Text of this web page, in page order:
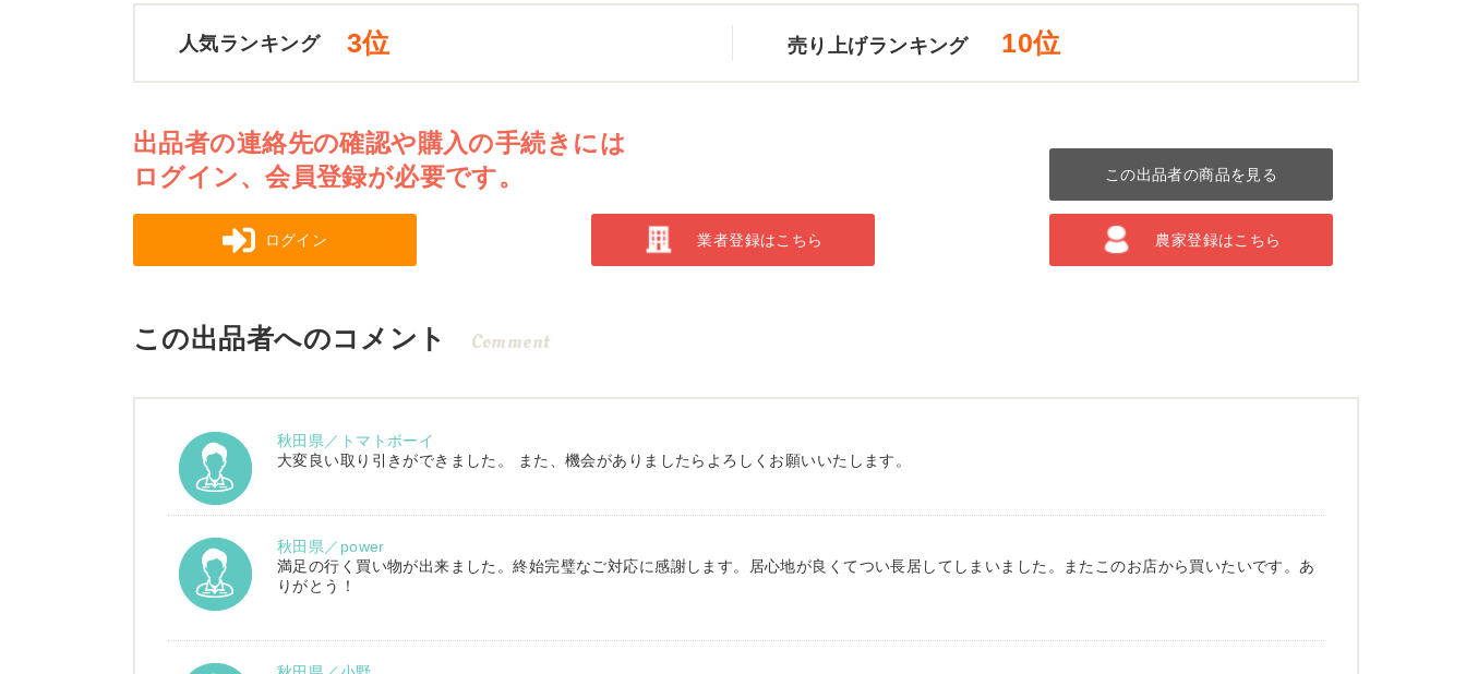
人気ランキング 3位 売り上げランキング 10位
出品者の連絡先の確認や購入の手続きには
ログイン、会員登録が必要です。
この出品者の商品を見る
ログイン 業者登録はこちら 農家登録はこちら
この出品者へのコメント Comment
秋田県／トマトボーイ
大変良い取り引きができました。 また、機会がありましたらよろしくお願いいたします。
秋田県／power
満足の行く買い物が出来ました。終始完璧なご対応に感謝します。居心地が良くてつい長居してしまいました。またこのお店から買いたいです。あ
りがとう！